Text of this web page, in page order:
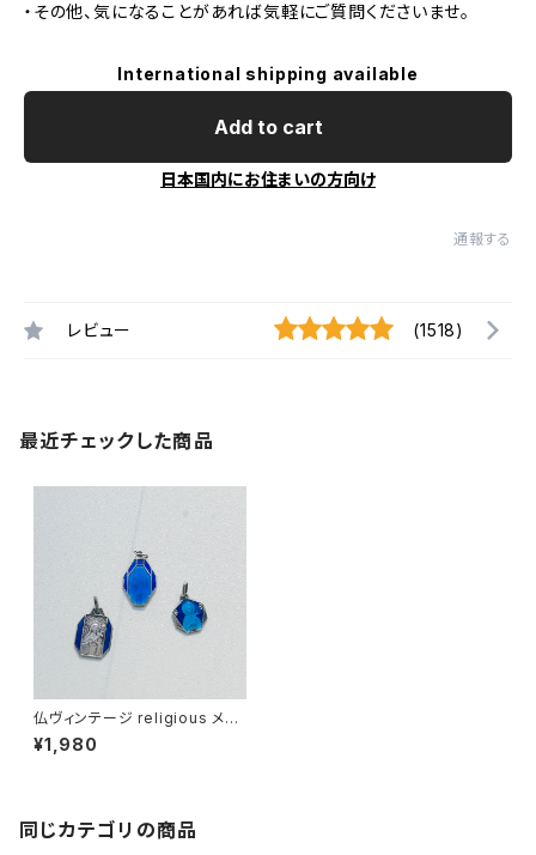
・その他、気になることがあれば気軽にご質問くださいませ。
International shipping available
Add to cart
日本国内にお住まいの方向け
通報する
レビュー (1518)
最近チェックした商品
仏ヴィンテージ religious メタ
ルチャーム（3種バラ売り）
¥1,980
同じカテゴリの商品